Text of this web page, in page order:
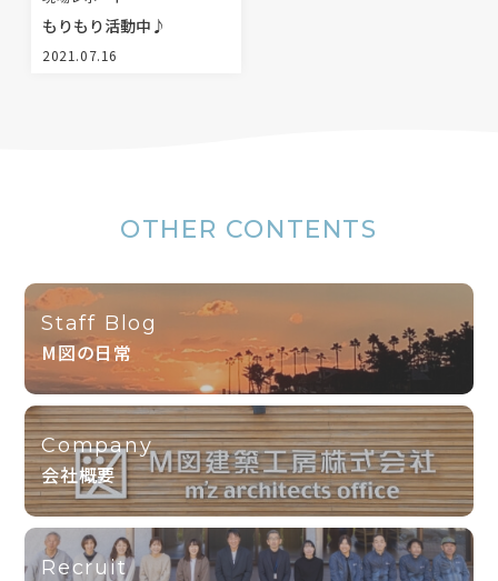
2021.07.16
もりもり活動中♪
OTHER CONTENTS
Staff Blog
M図の日常
Company
会社概要
Recruit